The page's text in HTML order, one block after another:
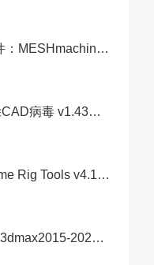
Blender建模倒圆角插件：MESHmachine 0.11.0 for Blender 2.93、3.0、3.1免费版
【CAD杀毒软件】清除CAD病毒 v1.43免费稳定版
Blender插件下载：Game Rig Tools v4.1.0官方免费版
Scatter Tools v1.02 for 3dmax2015-2024（3dmax插件下载）官方免费稳定版